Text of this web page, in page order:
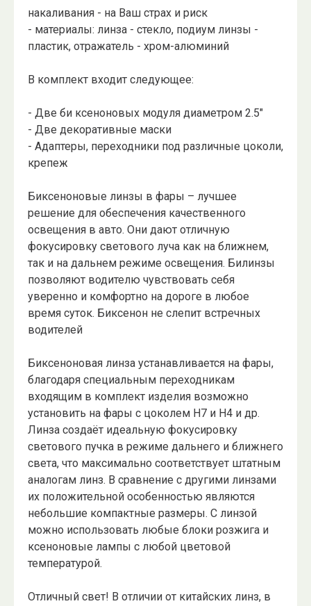
накаливания - на Ваш страх и риск
- материалы: линза - стекло, подиум линзы -
пластик, отражатель - хром-алюминий
В комплект входит следующее:
- Две би ксеноновых модуля диаметром 2.5"
- Две декоративные маски
- Адаптеры, переходники под различные цоколи,
крепеж
Биксеноновые линзы в фары – лучшее
решение для обеспечения качественного
освещения в авто. Они дают отличную
фокусировку светового луча как на ближнем,
так и на дальнем режиме освещения. Билинзы
позволяют водителю чувствовать себя
уверенно и комфортно на дороге в любое
время суток. Биксенон не слепит встречных
водителей
Биксеноновая линза устанавливается на фары,
благодаря специальным переходникам
входящим в комплект изделия возможно
установить на фары с цоколем Н7 и Н4 и др.
Линза создаёт идеальную фокусировку
светового пучка в режиме дальнего и ближнего
света, что максимально соответствует штатным
аналогам линз. В сравнение с другими линзами
их положительной особенностью являются
небольшие компактные размеры. С линзой
можно использовать любые блоки розжига и
ксеноновые лампы с любой цветовой
температурой.
Отличный свет! В отличии от китайских линз, в